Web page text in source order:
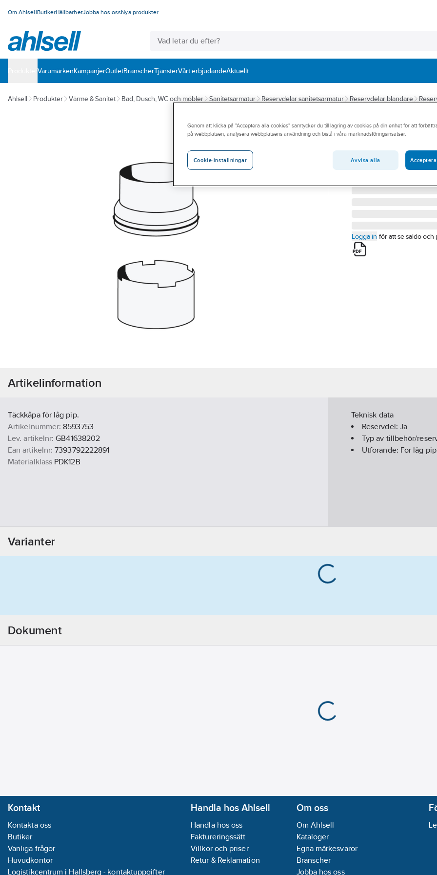
Om AhlsellButikerHållbarhetJobba hos ossNya produkter
VarumärkenKampanjerOutletBranscherTjänsterVårt erbjudandeAktuellt
Ahlsell Produkter Värme & Sanitet Bad, Dusch, WC och möbler Sanitetsarmatur Reservdelar sanitetsarmatur Reservdelar blandare
GUSTAVSBERG
Täckkåpa
GBG TÄCKKÅPA
Artikelnummer:
8593753
GB41638202
Logga in för att se saldo och
Artikelinformation
Täckkåpa för låg pip.
Artikelnummer: 8593753
Lev. artikelnr: GB41638202
Ean artikelnr: 7393792222891
Materialklass PDK12B
Teknisk data
Reservdel: Ja
Typ av tillbehör/
Utförande: För låg pip
Varianter
Dokument
Kontakt
Kontakta oss
Butiker
Vanliga frågor
Huvudkontor
Logistikcentrum i Hallsberg - kontaktuppgifter
Handla hos Ahlsell
Handla hos oss
Faktureringssätt
Villkor och priser
Retur & Reklamation
Om oss
Om Ahlsell
Kataloger
Egna märkesvaror
Branscher
Jobba hos oss
Genom att klicka på "Acceptera alla cookies" samtycker du till lagring av cookies på din enhet för att
på webbplatsen, analysera webbplatsens användning och bistå i våra marknadsföringsinsatser.
Cookie-inställningar Avvisa alla